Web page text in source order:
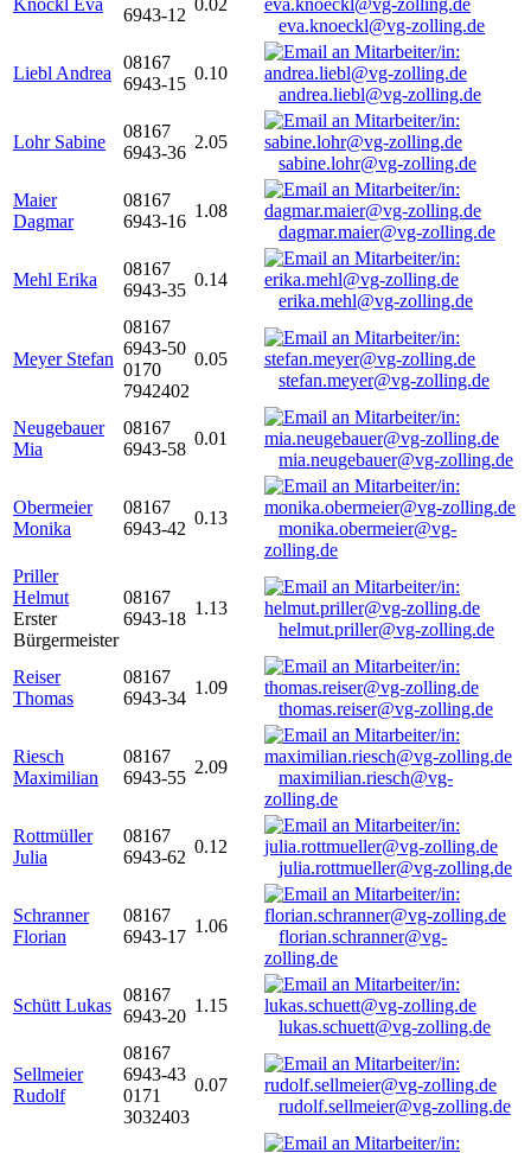
Knöckl Eva
6943-12
0.02
eva.knoeckl@vg-zolling.de
Liebl Andrea
08167
6943-15
0.10
andrea.liebl@vg-zolling.de
Lohr Sabine
08167
6943-36
2.05
sabine.lohr@vg-zolling.de
Maier
Dagmar
08167
6943-16
1.08
dagmar.maier@vg-zolling.de
Mehl Erika
08167
6943-35
0.14
erika.mehl@vg-zolling.de
Meyer Stefan
08167
6943-50
0170
7942402
0.05
stefan.meyer@vg-zolling.de
Neugebauer
Mia
08167
6943-58
0.01
mia.neugebauer@vg-zolling.de
Obermeier
Monika
08167
6943-42
0.13
monika.obermeier@vg-
zolling.de
Priller
Helmut
Erster
Bürgermeister
08167
6943-18
1.13
helmut.priller@vg-zolling.de
Reiser
Thomas
08167
6943-34
1.09
thomas.reiser@vg-zolling.de
Riesch
Maximilian
08167
6943-55
2.09
maximilian.riesch@vg-
zolling.de
Rottmüller
Julia
08167
6943-62
0.12
julia.rottmueller@vg-zolling.de
Schranner
Florian
08167
6943-17
1.06
florian.schranner@vg-
zolling.de
Schütt Lukas
08167
6943-20
1.15
lukas.schuett@vg-zolling.de
Sellmeier
Rudolf
08167
6943-43
0171
3032403
0.07
rudolf.sellmeier@vg-zolling.de